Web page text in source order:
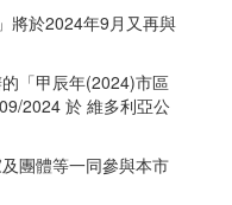
將於2024年9月又再與
「甲辰年(2024)市區
2024 於 維多利亞公
團體等一同參與本市